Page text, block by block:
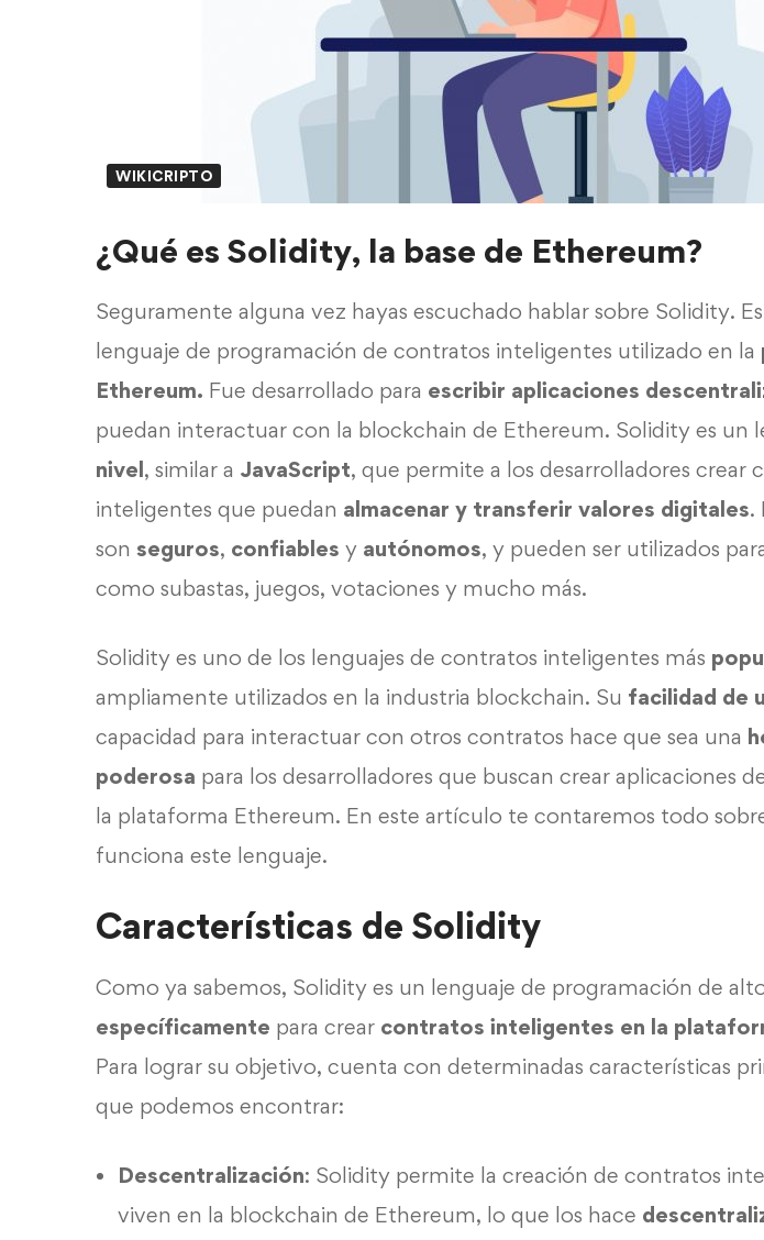
WIKICRIPTO
¿Qué es Solidity, la base de Ethereum?
Seguramente alguna vez hayas escuchado hablar sobre Solidity.
lenguaje de programación de contratos inteligentes utilizado en la
Ethereum. Fue desarrollado para escribir aplicaciones
puedan interactuar con la blockchain de Ethereum. Solidity es un
nivel, similar a JavaScript, que permite a los desarrolladores crear
inteligentes que puedan almacenar y transferir valores digitales.
son seguros, confiables y autónomos, y pueden ser utilizados
como subastas, juegos, votaciones y mucho más.
Solidity es uno de los lenguajes de contratos inteligentes más
ampliamente utilizados en la industria blockchain. Su facilidad de
capacidad para interactuar con otros contratos hace que sea una
poderosa para los desarrolladores que buscan crear aplicaciones
la plataforma Ethereum. En este artículo te contaremos todo
funciona este lenguaje.
Características de Solidity
Como ya sabemos, Solidity es un lenguaje de programación de
específicamente para crear contratos inteligentes en la
Para lograr su objetivo, cuenta con determinadas características
que podemos encontrar:
Descentralización: Solidity permite la creación de contratos
viven en la blockchain de Ethereum, lo que los hace